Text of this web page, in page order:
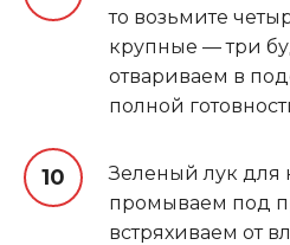
то возьмите
крупные — три
отвариваем в
полной
Зеленый лук для
промываем под
встряхиваем от